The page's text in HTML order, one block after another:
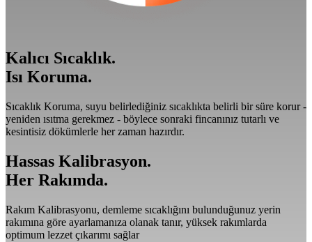
Kalıcı Sıcaklık.
Isı Koruma.
Sıcaklık Koruma, suyu belirlediğiniz sıcaklıkta belirli bir süre korur -
yeniden ısıtma gerekmez - böylece sonraki fincanınız tutarlı ve
kesintisiz dökümlerle her zaman hazırdır.
Hassas Kalibrasyon.
Her Rakımda.
Rakım Kalibrasyonu, demleme sıcaklığını bulunduğunuz yerin
rakımına göre ayarlamanıza olanak tanır, yüksek rakımlarda
optimum lezzet çıkarımı sağlar